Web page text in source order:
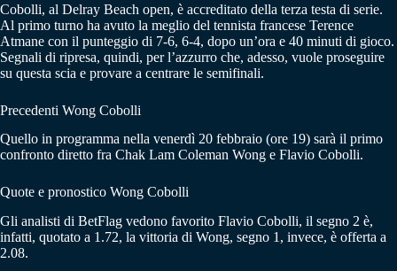
Cobolli, al Delray Beach open, è accreditato della terza testa di serie.
Al primo turno ha avuto la meglio del tennista francese Terence
Atmane con il punteggio di 7-6, 6-4, dopo un’ora e 40 minuti di gioco.
Segnali di ripresa, quindi, per l’azzurro che, adesso, vuole proseguire
su questa scia e provare a centrare le semifinali.
Precedenti Wong Cobolli
Quello in programma nella venerdì 20 febbraio (ore 19) sarà il primo
confronto diretto fra Chak Lam Coleman Wong e Flavio Cobolli.
Quote e pronostico Wong Cobolli
Gli analisti di BetFlag vedono favorito Flavio Cobolli, il segno 2 è,
infatti, quotato a 1.72, la vittoria di Wong, segno 1, invece, è offerta a
2.08.